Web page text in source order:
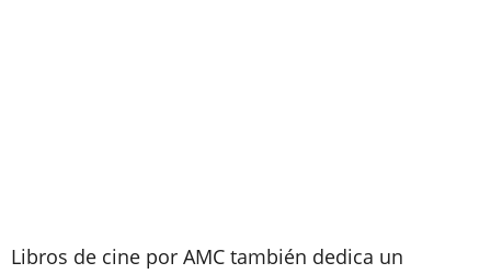
Libros de cine por AMC también dedica un